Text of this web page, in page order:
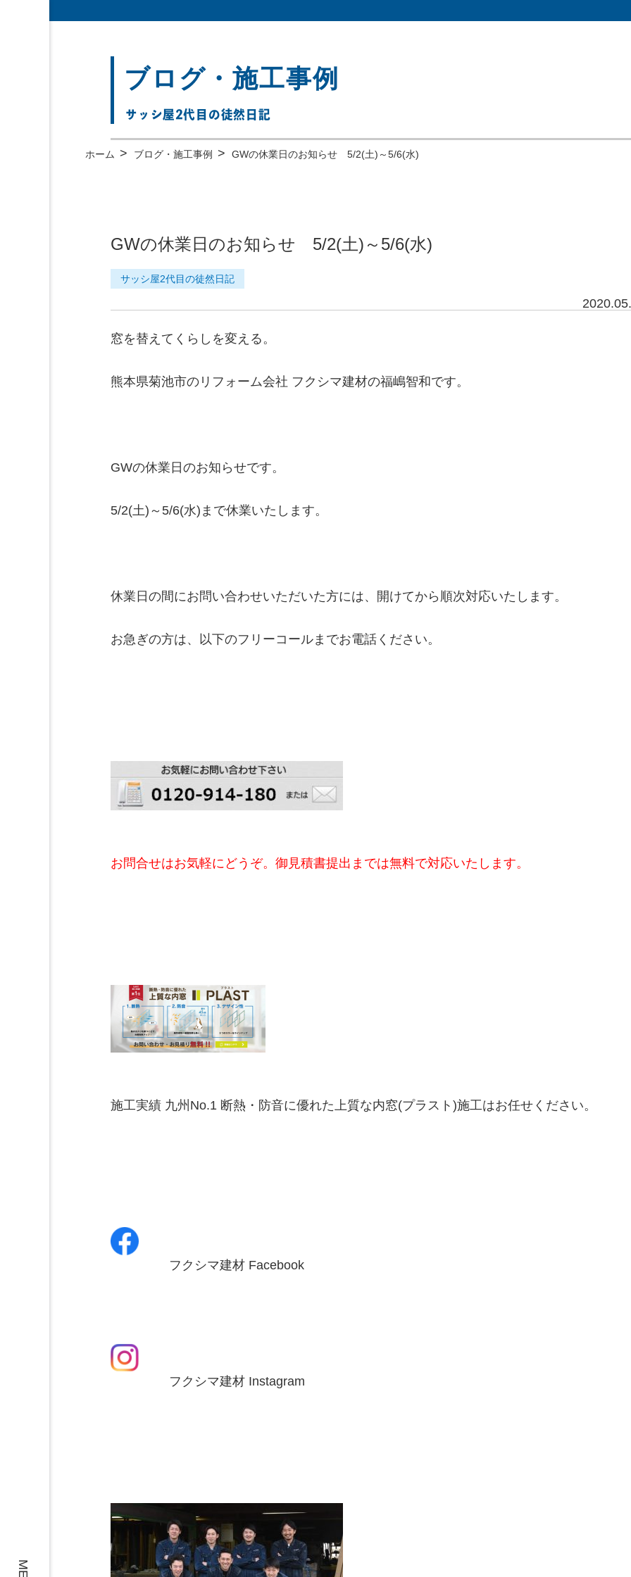
ブログ・施工事例
サッシ屋2代目の徒然日記
ホーム > ブログ・施工事例 > GWの休業日のお知らせ 5/2(土)～5/6(水)
GWの休業日のお知らせ 5/2(土)～5/6(水)
サッシ屋2代目の徒然日記
窓を替えてくらしを変える。
熊本県菊池市のリフォーム会社 フクシマ建材の福嶋智和です。
GWの休業日のお知らせです。
5/2(土)～5/6(水)まで休業いたします。
休業日の間にお問い合わせいただいた方には、開けてから順次対応いたします。
お急ぎの方は、以下のフリーコールまでお電話ください。
お問合せはお気軽にどうぞ。御見積書提出までは無料で対応いたします。
施工実績 九州No.1 断熱・防音に優れた上質な内窓(プラスト)施工はお任せください。
フクシマ建材 Facebook
フクシマ建材 Instagram